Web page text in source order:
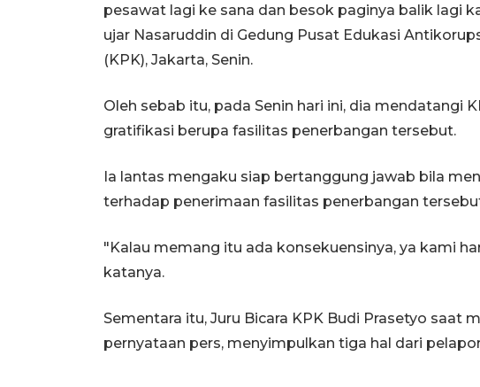
pesawat lagi ke sana dan besok paginya balik lagi
ujar Nasaruddin di Gedung Pusat Edukasi
(KPK), Jakarta, Senin.
Oleh sebab itu, pada Senin hari ini, dia mendatangi
gratifikasi berupa fasilitas penerbangan tersebut.
Ia lantas mengaku siap bertanggung jawab bila
terhadap penerimaan fasilitas penerbangan
"Kalau memang itu ada konsekuensinya, ya kami
katanya.
Sementara itu, Juru Bicara KPK Budi Prasetyo saat
pernyataan pers, menyimpulkan tiga hal dari